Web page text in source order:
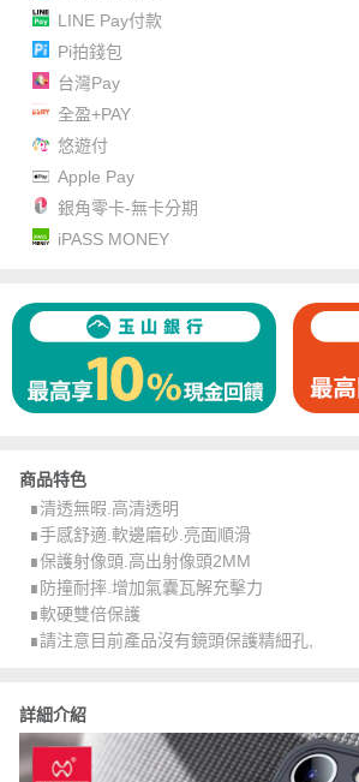
LINE Pay付款
Pi拍錢包
台灣Pay
全盈+PAY
悠遊付
Apple Pay
銀角零卡-無卡分期
iPASS MONEY
商品特色
∎清透無暇.高清透明
∎手感舒適.軟邊磨砂.亮面順滑
∎保護射像頭.高出射像頭2MM
∎防撞耐摔.增加氣囊瓦解充擊力
∎軟硬雙倍保護
∎請注意目前產品沒有鏡頭保護精細孔,
詳細介紹